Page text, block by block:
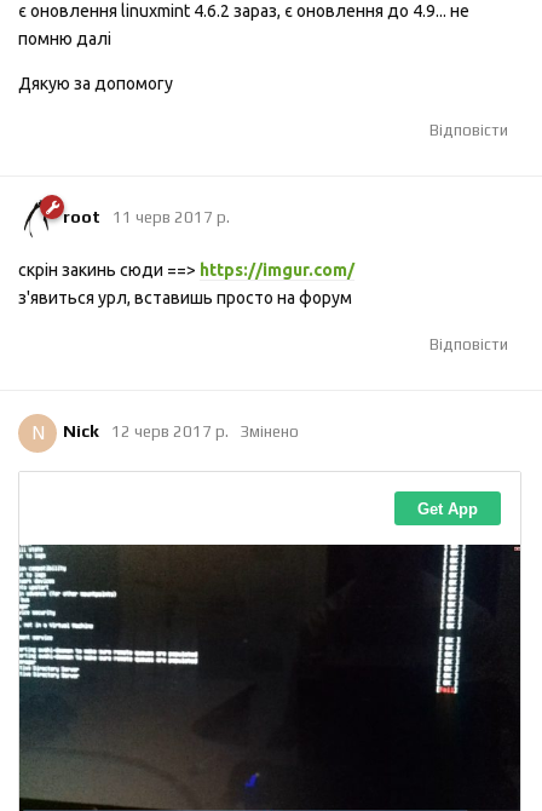
є оновлення linuxmint 4.6.2 зараз, є оновлення до 4.9... не
помню далі
Дякую за допомогу
Відповісти
root 11 черв 2017 р.
скрін закинь сюди ==> https://imgur.com/
з'явиться урл, вставишь просто на форум
Відповісти
N Nick 12 черв 2017 р. Змінено